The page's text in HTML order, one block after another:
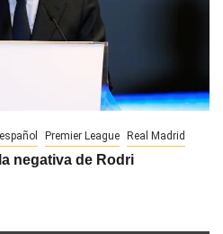
Premier League Real Madrid
negativa de Rodri